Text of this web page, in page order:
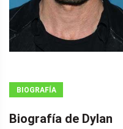
BIOGRAFÍA
Biografía de Dylan